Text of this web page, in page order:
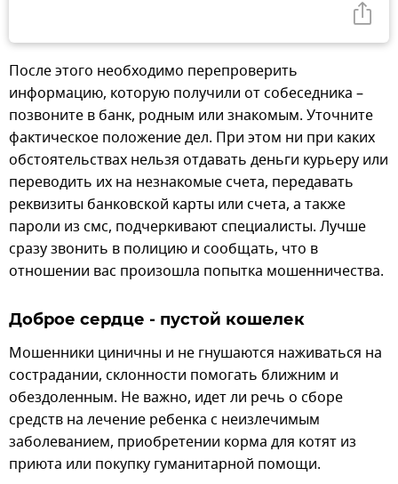
После этого необходимо перепроверить
информацию, которую получили от собеседника –
позвоните в банк, родным или знакомым. Уточните
фактическое положение дел. При этом ни при каких
обстоятельствах нельзя отдавать деньги курьеру или
переводить их на незнакомые счета, передавать
реквизиты банковской карты или счета, а также
пароли из смс, подчеркивают специалисты. Лучше
сразу звонить в полицию и сообщать, что в
отношении вас произошла попытка мошенничества.
Доброе сердце - пустой кошелек
Мошенники циничны и не гнушаются наживаться на
сострадании, склонности помогать ближним и
обездоленным. Не важно, идет ли речь о сборе
средств на лечение ребенка с неизлечимым
заболеванием, приобретении корма для котят из
приюта или покупку гуманитарной помощи.